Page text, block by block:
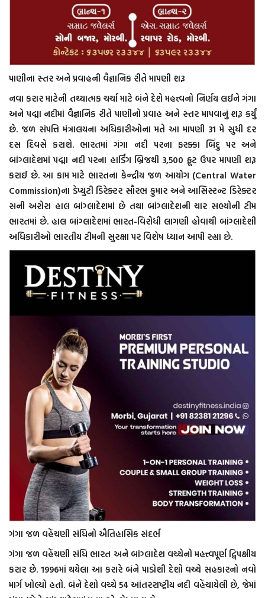
પાણીના સ્તર અને પ્રવાહની વૈજ્ઞાનિક રીતે માપણી શરૂ
નવા કરાર માટેની તથ્યાત્મક ચર્ચા માટે બંને દેશે મહત્ત્વનો નિર્ણય લઈને ગંગા
અને પદ્મા નદીમાં વૈજ્ઞાનિક રીતે પાણીનો પ્રવાહ અને સ્તર માપવાનું શરૂ કર્યું
છે. જળ સંપત્તિ મંત્રાલયના અધિકારીઓના મતે આ માપણી 31 મે સુધી દર
દસ દિવસે કરાશે. ભારતમાં ગંગા નદી પરના ફરક્કા બિંદુ પર અને
બાંગ્લાદેશમાં પદ્મા નદી પરના હાર્ડિંગ બ્રિજથી 3,500 ફૂટ ઉપર માપણી શરૂ
કરાઈ છે. આ કામ માટે ભારતના કેન્દ્રીય જળ આયોગ (Central Water
Commission)ના ડેપ્યુટી ડિરેક્ટર સૌરભ કુમાર અને આસિસ્ટન્ટ ડિરેક્ટર
સની અરોરા હાલ બાંગ્લાદેશમાં છે તથા બાંગ્લાદેશની ચાર સભ્યોની ટીમ
ભારતમાં છે. હાલ બાંગ્લાદેશમાં ભારત-વિરોધી લાગણી હોવાથી બાંગ્લાદેશી
અધિકારીઓ ભારતીય ટીમની સુરક્ષા પર વિશેષ ધ્યાન આપી રહ્યા છે.
ગંગા જળ વહેંચણી સંધિનો ઐતિહાસિક સંદર્ભ
ગંગા જળ વહેંચણી સંધિ ભારત અને બાંગ્લાદેશ વચ્ચેનો મહત્ત્વપૂર્ણ દ્વિપક્ષીય
કરાર છે. 1996માં થયેલા આ કરારે બંને પાડોશી દેશો વચ્ચે સહકારનો નવો
માર્ગ ખોલ્યો હતો. બંને દેશો વચ્ચે 54 આંતરરાષ્ટ્રીય નદી વહેંચાયેલી છે, જેમાં